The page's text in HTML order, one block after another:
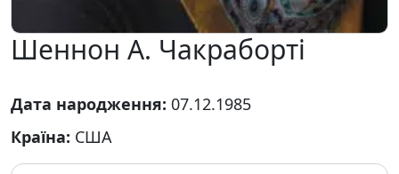
Шеннон А. Чакраборті
Дата народження: 07.12.1985
Країна: США